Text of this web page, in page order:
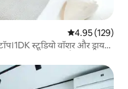
औसत रेटिंग 5 में से
4.95 (129)
स्टूडियो वॉशर और ड्रायर